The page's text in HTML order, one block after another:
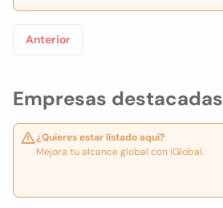
Empresas destacadas
¿Quieres estar listado aquí?
Mejora tu alcance global con iGlobal.
Anterior